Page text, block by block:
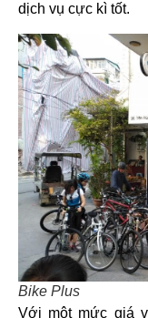
dịch vụ cực kì tốt.
Bike Plus
Với một mức giá